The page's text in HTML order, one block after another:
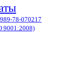
78-070217
9001:2008)